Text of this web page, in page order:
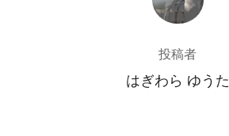
投稿者
はぎわら ゆうた